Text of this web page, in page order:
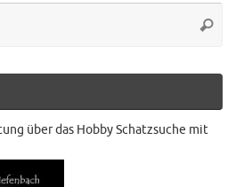
über das Hobby Schatzsuche mit